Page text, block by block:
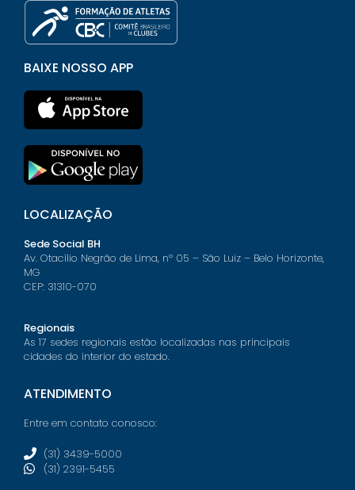
BAIXE NOSSO APP
LOCALIZAÇÃO
Sede Social BH
Av. Otacílio Negrão de Lima, nº 05 – São Luiz – Belo Horizonte,
MG
CEP: 31310-070
Regionais
As 17 sedes regionais estão localizadas nas principais
cidades do interior do estado.
ATENDIMENTO
Entre em contato conosco:
(31) 3439-5000
(31) 2391-5455